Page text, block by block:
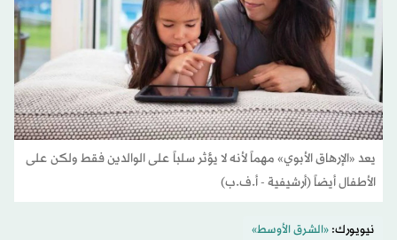
يعد «الإرهاق الأبوي» مهماً لأنه لا يؤثر سلباً على الوالدين فقط ولكن على
الأطفال أيضاً (أرشيفية - أ.ف.ب)
نيويورك:«الشرق الأوسط»